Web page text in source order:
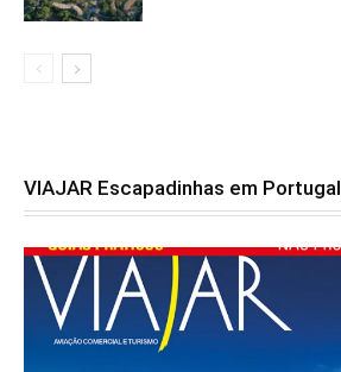
VIAJAR Escapadinhas em Portugal